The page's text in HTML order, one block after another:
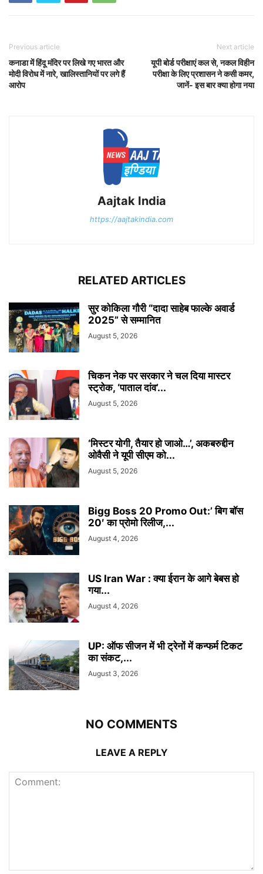
Previous article
कनाडा में हिंदू मंदिर पर लिखे गए भारत और
मोदी विरोध में नारे, खालिस्तानियों पर लगे हैं
आरोप
Next article
यूपी बोर्ड परीक्षाएं कल से, नकल विहीन
परीक्षा के लिए प्रशासन ने कसी कमर,
जानें- इस बार क्या होगा नया
Aajtak India
https://aajtakindia.com
RELATED ARTICLES
सुर कोकिला गौरी “दादा साहेब फाल्के अवार्ड
2025” से सम्मानित
August 5, 2026
चिकन नेक पर सरकार ने चल दिया मास्टर
स्ट्रोक, ‘पाताल दांव’...
August 5, 2026
‘मिस्टर योगी, तैयार हो जाओ…’, अकबरुद्दीन
ओवैसी ने यूपी सीएम को...
August 5, 2026
Bigg Boss 20 Promo Out:’ बिग बॉस
20′ का प्रोमो रिलीज,...
August 4, 2026
US Iran War : क्या ईरान के आगे बेबस हो
गया...
August 4, 2026
UP: ऑफ सीजन में भी ट्रेनों में कन्फर्म टिकट
का संकट,...
August 3, 2026
NO COMMENTS
LEAVE A REPLY